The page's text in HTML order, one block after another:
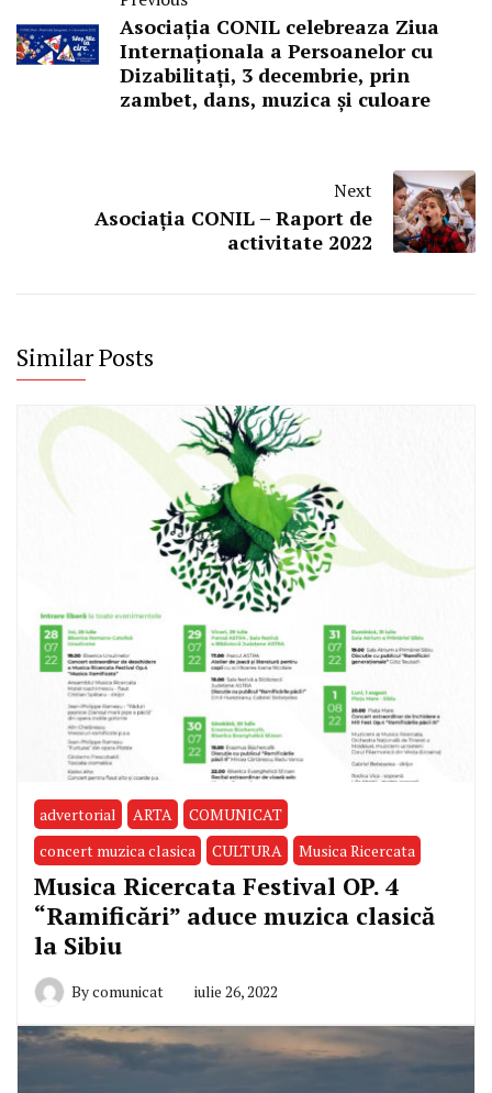
Asociația CONIL celebreaza Ziua
Internaționala a Persoanelor cu
Dizabilitați, 3 decembrie, prin
zambet, dans, muzica și culoare
Next
Asociația CONIL – Raport de
activitate 2022
Similar Posts
advertorial ARTA
COMUNICAT
concert muzica clasica
CULTURA Musica Ricercata
Musica Ricercata Festival OP. 4
“Ramificări” aduce muzica clasică
la Sibiu
Bycomunicat iulie 26, 2022